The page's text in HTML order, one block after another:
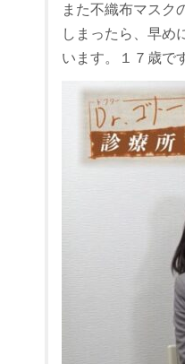
また不織布マスク
しまったら、早め
います。１７歳で